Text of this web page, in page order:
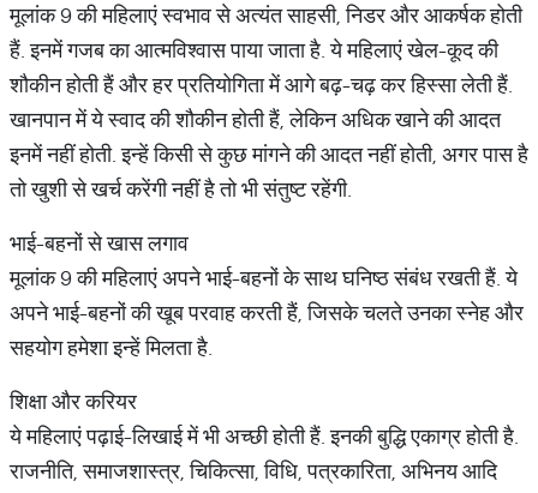
मूलांक 9 की महिलाएं स्वभाव से अत्यंत साहसी, निडर और आकर्षक होती
हैं. इनमें गजब का आत्मविश्वास पाया जाता है. ये महिलाएं खेल-कूद की
शौकीन होती हैं और हर प्रतियोगिता में आगे बढ़-चढ़ कर हिस्सा लेती हैं.
खानपान में ये स्वाद की शौकीन होती हैं, लेकिन अधिक खाने की आदत
इनमें नहीं होती. इन्हें किसी से कुछ मांगने की आदत नहीं होती, अगर पास है
तो खुशी से खर्च करेंगी नहीं है तो भी संतुष्ट रहेंगी.
भाई-बहनों से खास लगाव
मूलांक 9 की महिलाएं अपने भाई-बहनों के साथ घनिष्ठ संबंध रखती हैं. ये
अपने भाई-बहनों की खूब परवाह करती हैं, जिसके चलते उनका स्नेह और
सहयोग हमेशा इन्हें मिलता है.
शिक्षा और करियर
ये महिलाएं पढ़ाई-लिखाई में भी अच्छी होती हैं. इनकी बुद्धि एकाग्र होती है.
राजनीति, समाजशास्त्र, चिकित्सा, विधि, पत्रकारिता, अभिनय आदि